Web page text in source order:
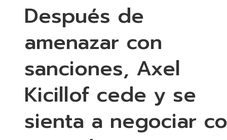
Después de
amenazar con
sanciones, Axel
Kicillof cede y se
sienta a negociar